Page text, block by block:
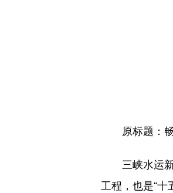
原标题：
三峡水运新
工程，也是“十